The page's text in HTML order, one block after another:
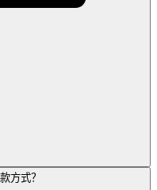
方式？